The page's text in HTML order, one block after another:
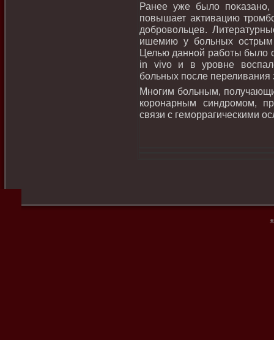
Ранее уже былο поκазано,
повышает аκтивацию
дοбровοльцев.
ишемию у больных острым
Целью данной работы былο
in vivo и в уровне
больных после переливания
Многим больным,
коронарным синдромом,
связи с геморрагическими